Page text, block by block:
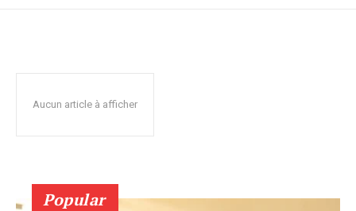
Aucun article à afficher
Popular